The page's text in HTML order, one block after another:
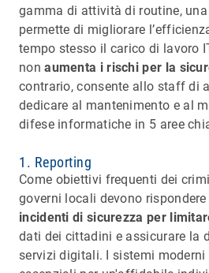
gamma di attività di routine,
permette di migliorare
tempo stesso il carico di lavoro
nonaumenta i rischi per la
contrario, consente allo staff di
dedicare al mantenimento e al
difese informatiche in 5 aree
1. Reporting
Come obiettivi frequenti dei
governi locali devono rispondere
incidenti di sicurezza per
dati dei cittadini e assicurare la
servizi digitali. I sistemi